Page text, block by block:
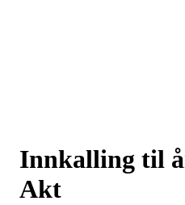
Innkalling til
Akt